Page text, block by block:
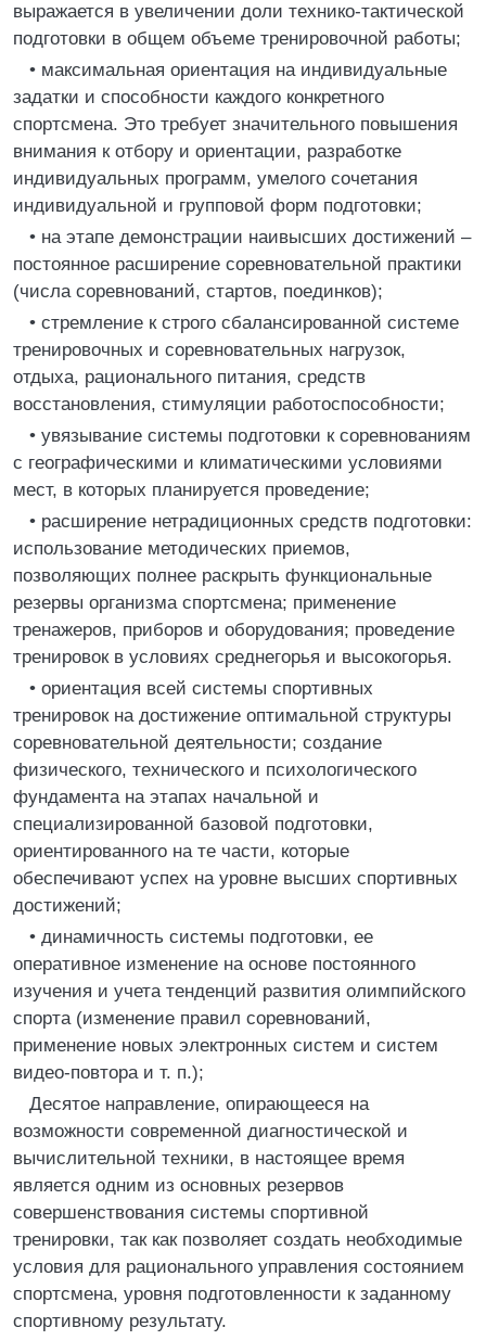
выражается в увеличении доли технико-тактической
подготовки в общем объеме тренировочной работы;
• максимальная ориентация на индивидуальные
задатки и способности каждого конкретного
спортсмена. Это требует значительного повышения
внимания к отбору и ориентации, разработке
индивидуальных программ, умелого сочетания
индивидуальной и групповой форм подготовки;
• на этапе демонстрации наивысших достижений –
постоянное расширение соревновательной практики
(числа соревнований, стартов, поединков);
• стремление к строго сбалансированной системе
тренировочных и соревновательных нагрузок,
отдыха, рационального питания, средств
восстановления, стимуляции работоспособности;
• увязывание системы подготовки к соревнованиям
с географическими и климатическими условиями
мест, в которых планируется проведение;
• расширение нетрадиционных средств подготовки:
использование методических приемов,
позволяющих полнее раскрыть функциональные
резервы организма спортсмена; применение
тренажеров, приборов и оборудования; проведение
тренировок в условиях среднегорья и высокогорья.
• ориентация всей системы спортивных
тренировок на достижение оптимальной структуры
соревновательной деятельности; создание
физического, технического и психологического
фундамента на этапах начальной и
специализированной базовой подготовки,
ориентированного на те части, которые
обеспечивают успех на уровне высших спортивных
достижений;
• динамичность системы подготовки, ее
оперативное изменение на основе постоянного
изучения и учета тенденций развития олимпийского
спорта (изменение правил соревнований,
применение новых электронных систем и систем
видео-повтора и т. п.);
Десятое направление, опирающееся на
возможности современной диагностической и
вычислительной техники, в настоящее время
является одним из основных резервов
совершенствования системы спортивной
тренировки, так как позволяет создать необходимые
условия для рационального управления состоянием
спортсмена, уровня подготовленности к заданному
спортивному результату.